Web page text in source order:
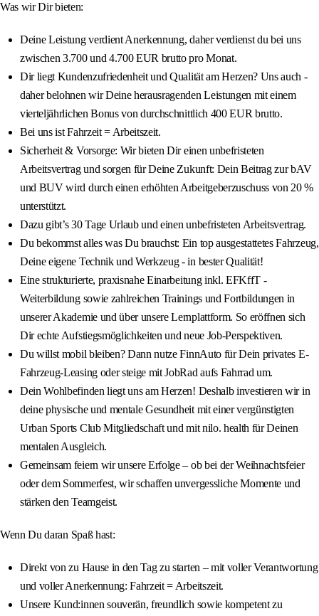
Was wir Dir bieten:
Deine Leistung verdient Anerkennung, daher verdienst du bei uns
zwischen 3.700 und 4.700 EUR brutto pro Monat.
Dir liegt Kundenzufriedenheit und Qualität am Herzen? Uns auch -
daher belohnen wir Deine herausragenden Leistungen mit einem
vierteljährlichen Bonus von durchschnittlich 400 EUR brutto.
Bei uns ist Fahrzeit = Arbeitszeit.
Sicherheit & Vorsorge: Wir bieten Dir einen unbefristeten
Arbeitsvertrag und sorgen für Deine Zukunft: Dein Beitrag zur bAV
und BUV wird durch einen erhöhten Arbeitgeberzuschuss von 20 %
unterstützt.
Dazu gibt’s 30 Tage Urlaub und einen unbefristeten Arbeitsvertrag.
Du bekommst alles was Du brauchst: Ein top ausgestattetes Fahrzeug,
Deine eigene Technik und Werkzeug - in bester Qualität!
Eine strukturierte, praxisnahe Einarbeitung inkl. EFKffT -
Weiterbildung sowie zahlreichen Trainings und Fortbildungen in
unserer Akademie und über unsere Lernplattform. So eröffnen sich
Dir echte Aufstiegsmöglichkeiten und neue Job-Perspektiven.
Du willst mobil bleiben? Dann nutze FinnAuto für Dein privates E-
Fahrzeug-Leasing oder steige mit JobRad aufs Fahrrad um.
Dein Wohlbefinden liegt uns am Herzen! Deshalb investieren wir in
deine physische und mentale Gesundheit mit einer vergünstigten
Urban Sports Club Mitgliedschaft und mit nilo. health für Deinen
mentalen Ausgleich.
Gemeinsam feiern wir unsere Erfolge – ob bei der Weihnachtsfeier
oder dem Sommerfest, wir schaffen unvergessliche Momente und
stärken den Teamgeist.
Wenn Du daran Spaß hast:
Direkt von zu Hause in den Tag zu starten – mit voller Verantwortung
und voller Anerkennung: Fahrzeit = Arbeitszeit.
Unsere Kund:innen souverän, freundlich sowie kompetent zu